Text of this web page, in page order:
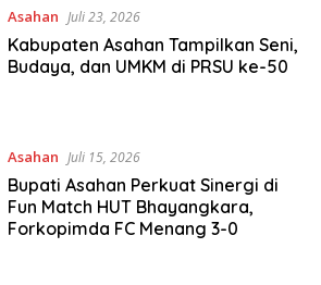
Asahan Juli 23, 2026
Kabupaten Asahan Tampilkan Seni,
Budaya, dan UMKM di PRSU ke-50
Asahan Juli 15, 2026
Bupati Asahan Perkuat Sinergi di
Fun Match HUT Bhayangkara,
Forkopimda FC Menang 3-0